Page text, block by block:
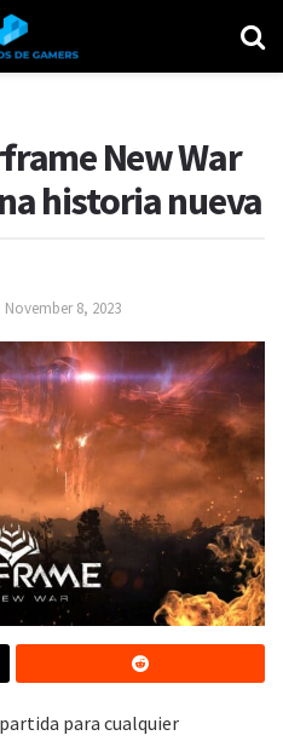
New War
historia nueva
8, 2023
para cualquier